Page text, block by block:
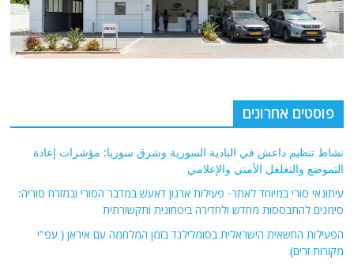
פוסטים אחרונים
نشاط تنظيم داعش في البادية السورية وشرق سوريا: مؤشرات إعادة
التموضع والتغلغل الأمني والإعلامي
עיתונאי סורי במיוחד לאתר- פעילות ארגון דאעש במדבר הסורי ובמזרח סוריה:
סימנים להתבססות מחדש ולחדירה ביטחונית ותקשורתית
הפעילות החשאית הישראלית בסומלילנד בזמן המלחמה עם איראן ( עפ"י
מקורות זרים)